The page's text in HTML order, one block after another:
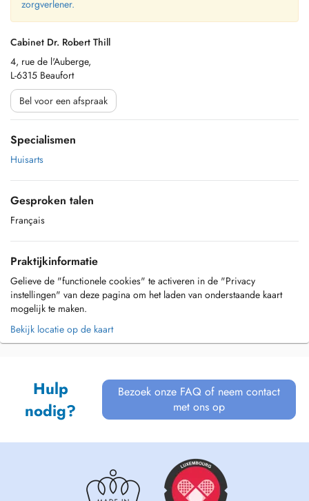
zorgverlener.
Cabinet Dr. Robert Thill
4, rue de l'Auberge,
L-6315 Beaufort
Bel voor een afspraak
Specialismen
Huisarts
Gesproken talen
Français
Praktijkinformatie
Gelieve de "functionele cookies" te activeren in de "Privacy
instellingen" van deze pagina om het laden van onderstaande kaart
mogelijk te maken.
Bekijk locatie op de kaart
Hulp
nodig?
Bezoek onze FAQ of neem contact
met ons op